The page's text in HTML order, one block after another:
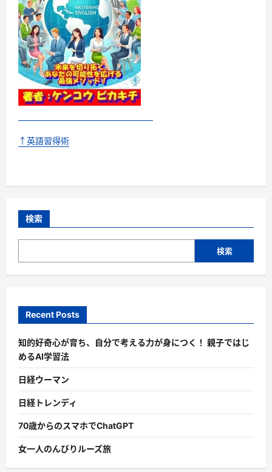
↑英語習得術
検索
検索
Recent Posts
知的好奇心が育ち、自分で考える力が身につく！ 親子ではじ
めるAI学習法
日経ウーマン
日経トレンディ
70歳からのスマホでChatGPT
女一人のんびりルーズ旅